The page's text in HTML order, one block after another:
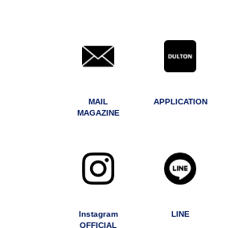
MAIL
MAGAZINE
APPLICATION
Instagram
OFFICIAL
LINE